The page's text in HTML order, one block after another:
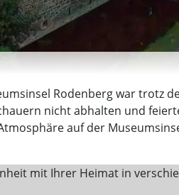
Rodenberg war trotz
nicht abhalten und
auf der
mit Ihrer Heimat in